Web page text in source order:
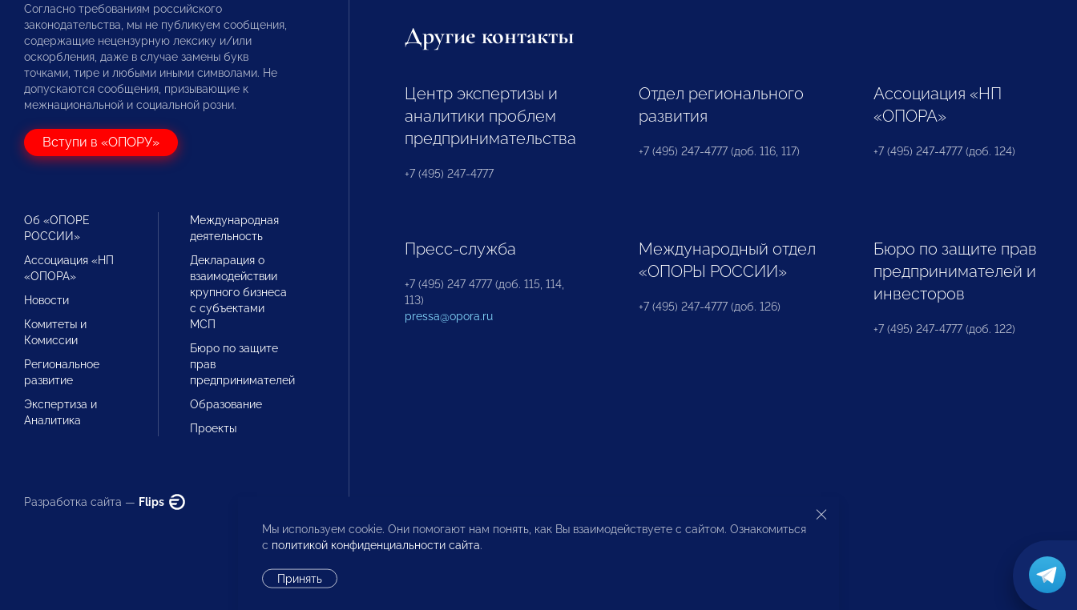
Согласно требованиям российского
законодательства, мы не публикуем сообщения,
содержащие нецензурную лексику и/или
оскорбления, даже в случае замены букв
точками, тире и любыми иными символами. Не
допускаются сообщения, призывающие к
межнациональной и социальной розни.
Вступи в «ОПОРУ»
Об «ОПОРЕ
РОССИИ»
Ассоциация «НП
«ОПОРА»
Новости
Комитеты и
Комиссии
Региональное
развитие
Экспертиза и
Аналитика
Международная
деятельность
Декларация о
взаимодействии
крупного бизнеса
с субъектами
МСП
Бюро по защите
прав
предпринимателей
Образование
Проекты
Разработка сайта — Flips
Другие контакты
Центр экспертизы и
аналитики проблем
предпринимательства
+7 (495) 247-4777
Отдел регионального
развития
+7 (495) 247-4777 (доб. 116, 117)
Ассоциация «НП
«ОПОРА»
+7 (495) 247-4777 (доб. 124)
Пресс-служба
+7 (495) 247 4777 (доб. 115, 114,
113)
pressa@opora.ru
Международный отдел
«ОПОРЫ РОССИИ»
+7 (495) 247-4777 (доб. 126)
Бюро по защите прав
предпринимателей и
инвесторов
+7 (495) 247-4777 (доб. 122)
Мы используем cookie. Они помогают нам понять, как Вы взаимодействуете с сайтом. Ознакомиться
с политикой конфиденциальности сайта.
Принять